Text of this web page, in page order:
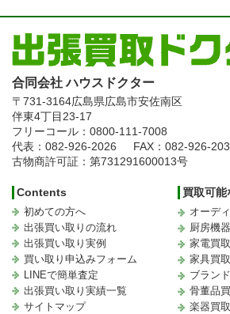
合同会社 ハウスドクター
〒731-3164広島県広島市安佐南区
伴東4丁目23-17
フリーコール：0800-111-7008
代表：082-926-2026
FAX：082-926-
古物商許可証：第731291600013号
Contents
初めての方へ
出張買い取りの流れ
出張買い取り実例
買い取り申込みフォーム
LINEで簡単査定
出張買い取り実績一覧
サイトマップ
買取可能
オーデ
厨房機
家電買取
家具買取
ブラン
骨董品
楽器買取